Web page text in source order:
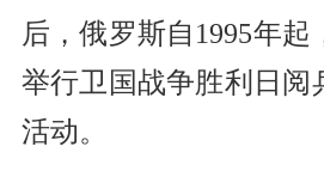
后，俄罗斯自1995年起
举行卫国战争胜利日阅
活动。